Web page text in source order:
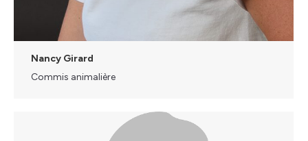
Nancy Girard
Commis animalière